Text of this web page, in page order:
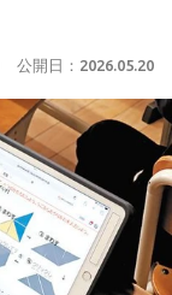
公開日： 2026.05.20